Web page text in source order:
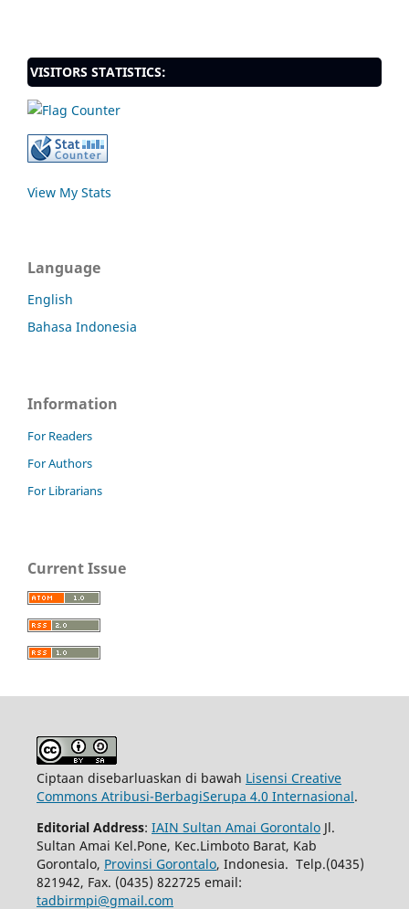
VISITORS STATISTICS:
View My Stats
Language
English
Bahasa Indonesia
Information
For Readers
For Authors
For Librarians
Current Issue
Ciptaan disebarluaskan di bawah Lisensi Creative
Commons Atribusi-BerbagiSerupa 4.0 Internasional.
Editorial Address: IAIN Sultan Amai GorontaloJl.
Sultan Amai Kel.Pone, Kec.Limboto Barat, Kab
Gorontalo, Provinsi Gorontalo, Indonesia. Telp.(0435)
821942, Fax. (0435) 822725 email:
tadbirmpi@gmail.com